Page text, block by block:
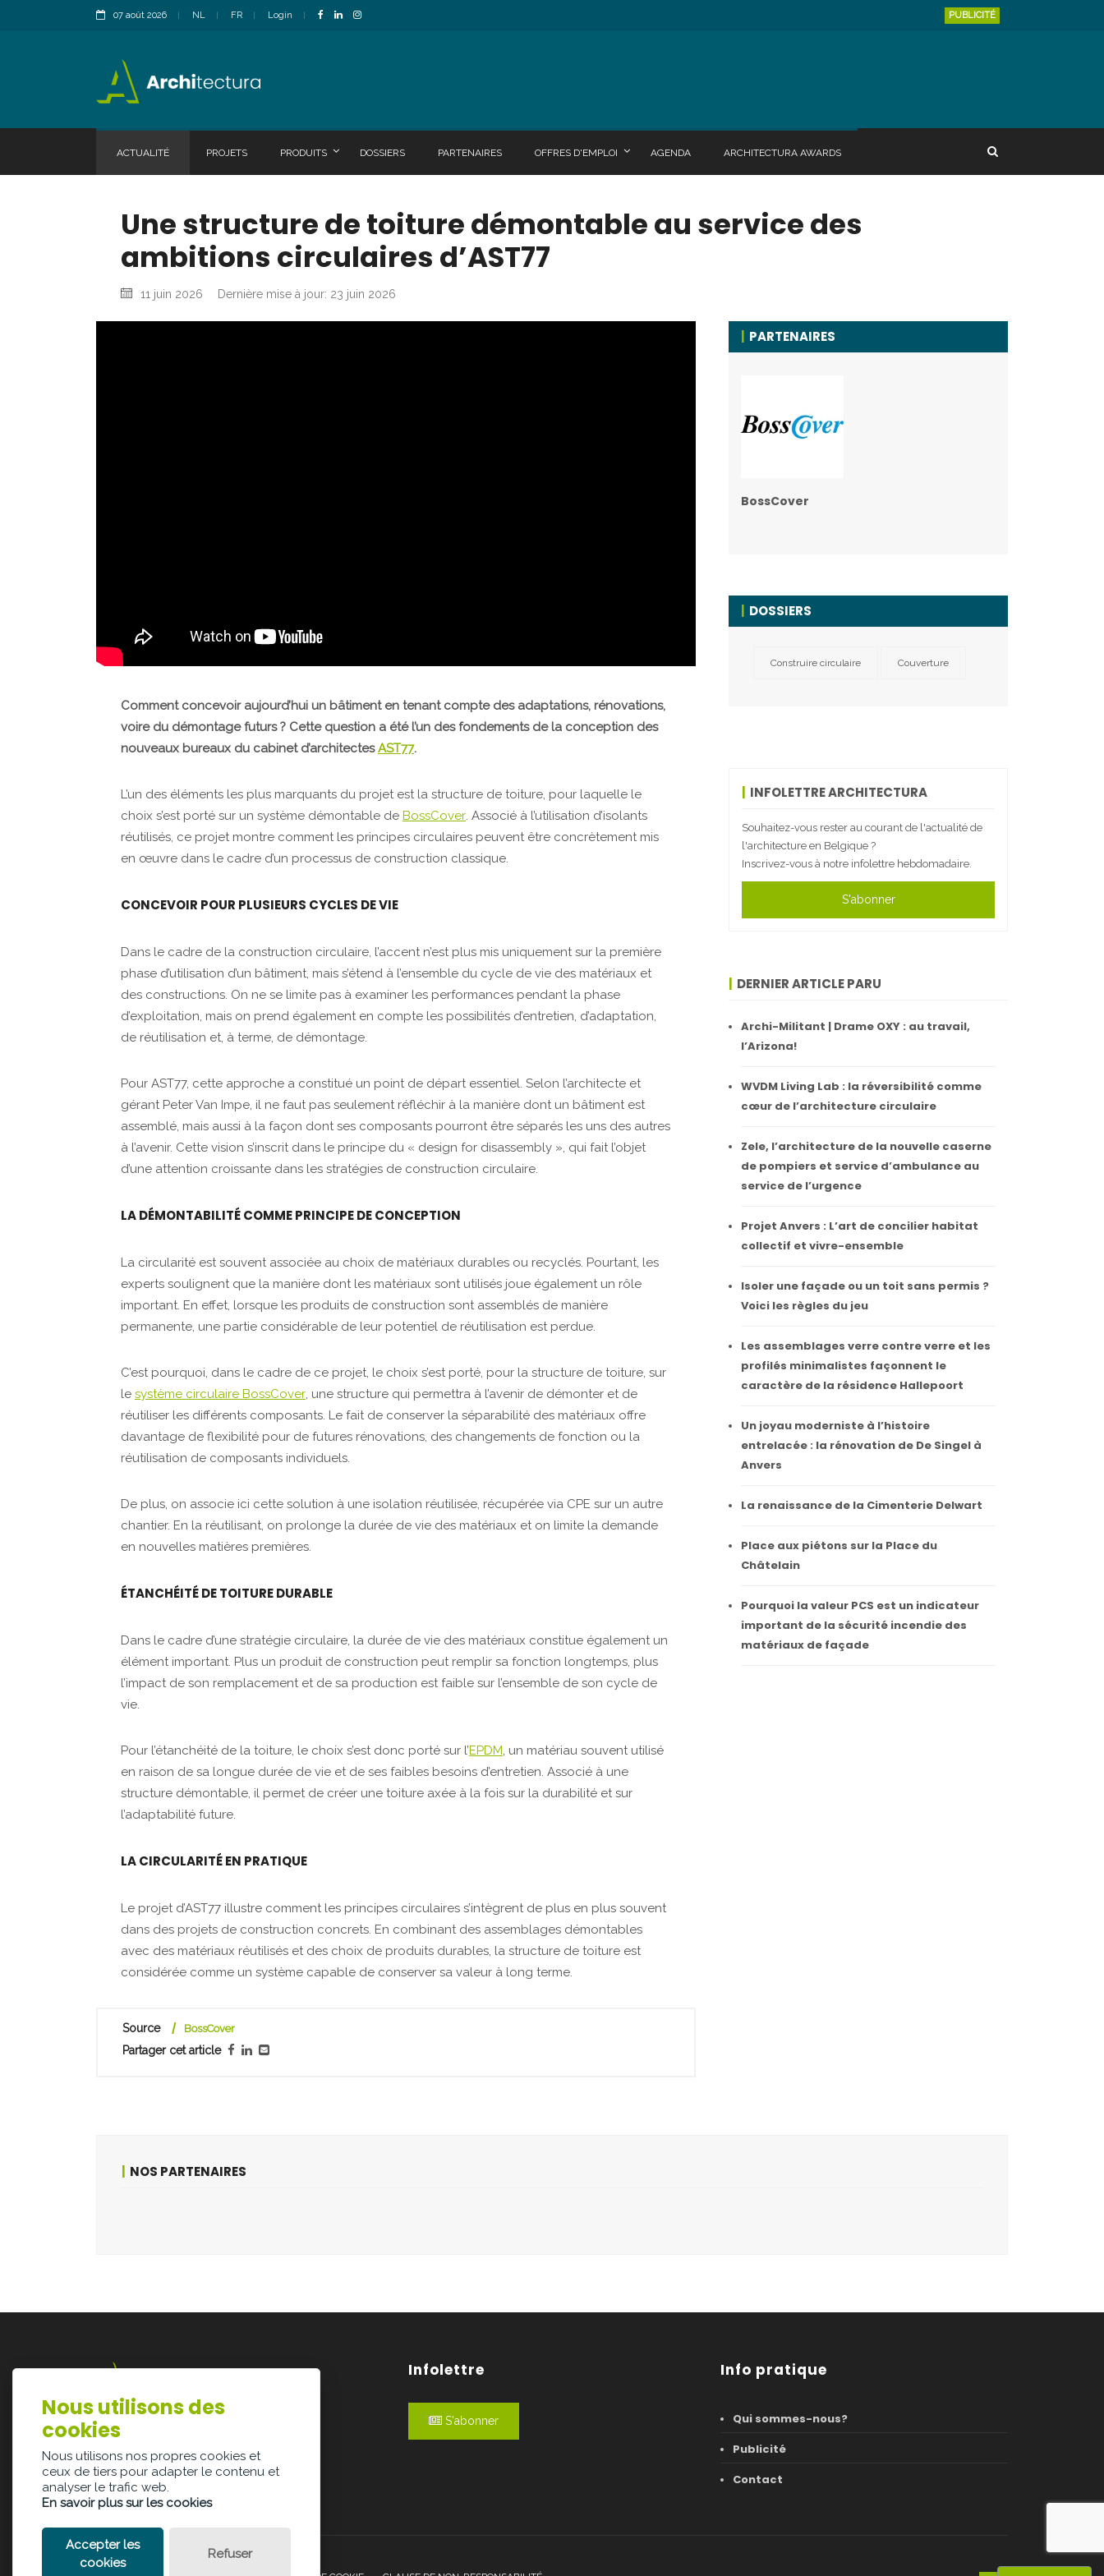
07 août 2026 NL FR Login PUBLICITÉ
ACTUALITÉ PROJETS PRODUITS DOSSIERS PARTENAIRES OFFRES D'EMPLOI AGENDA ARCHITECTURA AWARDS
Une structure de toiture démontable au service des
ambitions circulaires d’AST77
11 juin 2026 Dernière mise à jour: 23 juin 2026
Comment concevoir aujourd’hui un bâtiment en tenant compte des adaptations, rénovations,
voire du démontage futurs ? Cette question a été l’un des fondements de la conception des
nouveaux bureaux du cabinet d’architectesAST77.
L’un des éléments les plus marquants du projet est la structure de toiture, pour laquelle le
choix s’est porté sur un système démontable de BossCover. Associé à l’utilisation d’isolants
réutilisés, ce projet montre comment les principes circulaires peuvent être concrètement mis
en œuvre dans le cadre d’un processus de construction classique.
CONCEVOIR POUR PLUSIEURS CYCLES DE VIE
Dans le cadre de la construction circulaire, l’accent n’est plus mis uniquement sur la première
phase d’utilisation d’un bâtiment, mais s’étend à l’ensemble du cycle de vie des matériaux et
des constructions. On ne se limite pas à examiner les performances pendant la phase
d’exploitation, mais on prend également en compte les possibilités d’entretien, d’adaptation,
de réutilisation et, à terme, de démontage.
Pour AST77, cette approche a constitué un point de départ essentiel. Selon l’architecte et
gérant Peter Van Impe, il ne faut pas seulement réfléchir à la manière dont un bâtiment est
assemblé, mais aussi à la façon dont ses composants pourront être séparés les uns des autres
à l’avenir. Cette vision s’inscrit dans le principe du « design for disassembly », qui fait l’objet
d’une attention croissante dans les stratégies de construction circulaire.
LA DÉMONTABILITÉ COMME PRINCIPE DE CONCEPTION
La circularité est souvent associée au choix de matériaux durables ou recyclés. Pourtant, les
experts soulignent que la manière dont les matériaux sont utilisés joue également un rôle
important. En effet, lorsque les produits de construction sont assemblés de manière
permanente, une partie considérable de leur potentiel de réutilisation est perdue.
C’est pourquoi, dans le cadre de ce projet, le choix s’est porté, pour la structure de toiture, sur
le système circulaire BossCover, une structure qui permettra à l’avenir de démonter et de
réutiliser les différents composants. Le fait de conserver la séparabilité des matériaux offre
davantage de flexibilité pour de futures rénovations, des changements de fonction ou la
réutilisation de composants individuels.
De plus, on associe ici cette solution à une isolation réutilisée, récupérée via CPE sur un autre
chantier. En la réutilisant, on prolonge la durée de vie des matériaux et on limite la demande
en nouvelles matières premières.
ÉTANCHÉITÉ DE TOITURE DURABLE
Dans le cadre d’une stratégie circulaire, la durée de vie des matériaux constitue également un
élément important. Plus un produit de construction peut remplir sa fonction longtemps, plus
l’impact de son remplacement et de sa production est faible sur l’ensemble de son cycle de
vie.
Pour l’étanchéité de la toiture, le choix s’est donc porté sur l’EPDM, un matériau souvent utilisé
en raison de sa longue durée de vie et de ses faibles besoins d’entretien. Associé à une
structure démontable, il permet de créer une toiture axée à la fois sur la durabilité et sur
l’adaptabilité future.
LA CIRCULARITÉ EN PRATIQUE
Le projet d’AST77 illustre comment les principes circulaires s’intègrent de plus en plus souvent
dans des projets de construction concrets. En combinant des assemblages démontables
avec des matériaux réutilisés et des choix de produits durables, la structure de toiture est
considérée comme un système capable de conserver sa valeur à long terme.
Source BossCover
Partager cet article
PARTENAIRES
BossCover
DOSSIERS
Construire circulaire Couverture
INFOLETTRE ARCHITECTURA
Souhaitez-vous rester au courant de l'actualité de
l'architecture en Belgique ?
Inscrivez-vous à notre infolettre hebdomadaire.
S'abonner
DERNIER ARTICLE PARU
Archi-Militant | Drame OXY : au travail,
l’Arizona!
WVDM Living Lab : la réversibilité comme
cœur de l’architecture circulaire
Zele, l’architecture de la nouvelle caserne
de pompiers et service d’ambulance au
service de l’urgence
Projet Anvers : L’art de concilier habitat
collectif et vivre-ensemble
Isoler une façade ou un toit sans permis ?
Voici les règles du jeu
Les assemblages verre contre verre et les
profilés minimalistes façonnent le
caractère de la résidence Hallepoort
Un joyau moderniste à l’histoire
entrelacée : la rénovation de De Singel à
Anvers
La renaissance de la Cimenterie Delwart
Place aux piétons sur la Place du
Châtelain
Pourquoi la valeur PCS est un indicateur
important de la sécurité incendie des
matériaux de façade
NOS PARTENAIRES
Lazarijstraat 168
3500 Hasselt
Infolettre
S'abonner
Info pratique
Qui sommes-nous?
Publicité
Contact
Nous utilisons des
cookies
Nous utilisons nos propres cookies et
ceux de tiers pour adapter le contenu et
analyser le trafic web.
En savoir plus sur les cookies
Accepter les
cookies
Refuser